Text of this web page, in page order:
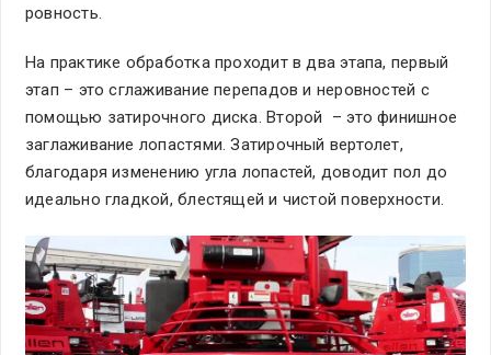
ровность.
На практике обработка проходит в два этапа, первый
этап – это сглаживание перепадов и неровностей с
помощью затирочного диска. Второй – это финишное
заглаживание лопастями. Затирочный вертолет,
благодаря изменению угла лопастей, доводит пол до
идеально гладкой, блестящей и чистой поверхности.